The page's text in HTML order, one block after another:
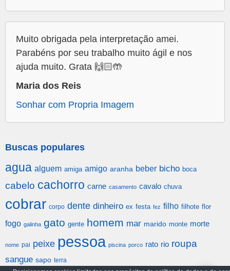
Muito obrigada pela interpretação amei.
Parabéns por seu trabalho muito ágil e nos
ajuda muito. Grata 🙌🏻🤲
Maria dos Reis
Sonhar com Propria Imagem
Buscas populares
agua alguem amiga amigo aranha beber bicho boca
cabelo cachorro carne casamento cavalo chuva
cobrar corpo dente dinheiro ex festa fez filho filhote flor
fogo galinha gato gente homem mar marido monte morte
nome pai peixe pessoa piscina porco rato rio roupa
sangue sapo terra